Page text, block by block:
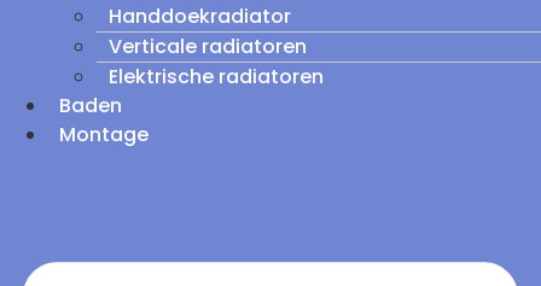
Handdoekradiator
Verticale radiatoren
Elektrische radiatoren
Baden
Montage